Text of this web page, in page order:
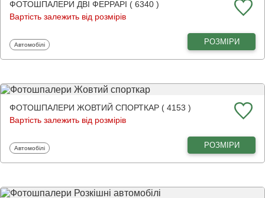
ФОТОШПАЛЕРИ ДВІ ФЕРРАРІ ( 6340 )
Вартість залежить від розмірів
Фотошпалери
Автомобілі РОЗМІРИ
ФОТОШПАЛЕРИ ЖОВТИЙ СПОРТКАР ( 4153 )
Вартість залежить від розмірів
Фотошпалери
Автомобілі РОЗМІРИ